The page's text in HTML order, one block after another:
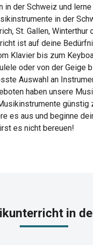
in der Schweiz und
in der
St. Gallen, Winterthur
ist auf deine
Klavier bis zum
oder von der Geige
Auswahl an
haben unsere
günstig
es aus und beginne
es nicht bereuen!
in